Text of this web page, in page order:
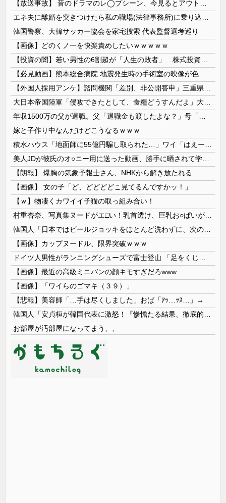
韓国警察、大韓サッカー協会を家宅捜索 代表監督選考巡り
【画像】どのくノ一を快楽責めしたいｗｗｗｗｗ
嫁と子作り中なんだけどこうなるｗｗｗ
【朗報】 爆胸の気象予報士さん、NHKから解き放たれる
【画像】 女の子「ど、どどどどこ見てるんですかッ！」
【ｗ】物凄くカワイイ子猫の取っ組み合い！
【画像】カップヌードル、限界突破ｗｗｗ
【画像】最近の高級ミニバンの顔キモすぎだろwww
【画像】「ワイらのゴマキ（３９）」
【悲報】美容師「…手は尽くしました」おば「ｱｯ…ｯｽ…」→
お部屋が汚部屋になってまう、、